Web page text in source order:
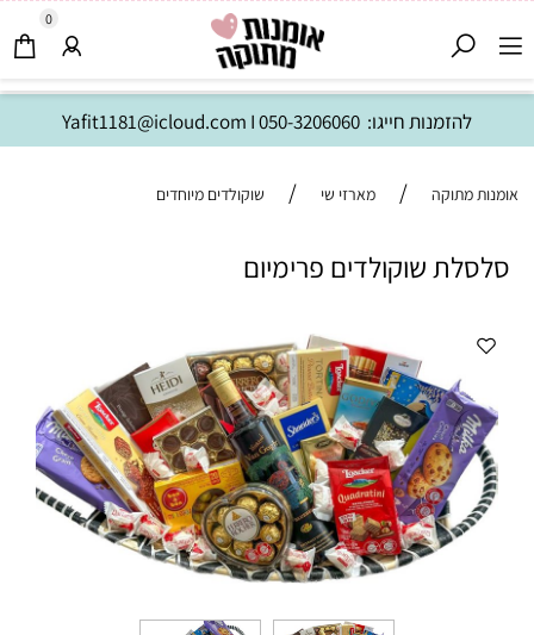
להזמנות חייגו: Yafit1181@icloud.com I050-3206060
0
אומנות מתוקה / מארזי שי / שוקולדים מיוחדים
סלסלת שוקולדים פרימיום